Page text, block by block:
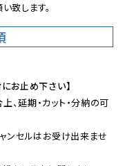
致します。
お止め下さい】
延期・カット・分納の可
ンセルはお受け出来ませ